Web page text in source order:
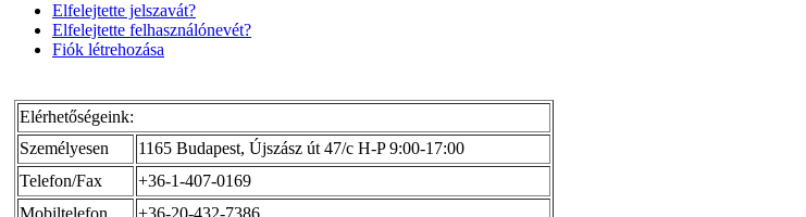
Elfelejtette jelszavát?
Elfelejtette felhasználónevét?
Fiók létrehozása
Elérhetőségeink:
Személyesen
1165 Budapest, Újszász út 47/c H-P 9:00-17:00
Telefon/Fax
+36-1-407-0169